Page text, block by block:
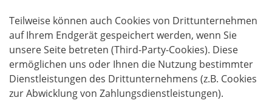
Teil­wei­se kön­nen auch Coo­kies von Dritt­un­ter­neh­men
auf Ihrem End­ge­rät gespei­chert wer­den, wenn Sie
unse­re Sei­te betre­ten (Third-Par­ty-Coo­kies). Die­se
ermög­li­chen uns oder Ihnen die Nut­zung bestimm­ter
Dienst­leis­tun­gen des Dritt­un­ter­neh­mens (z.B. Coo­kies
zur Abwick­lung von Zahlungsdienstleistungen).